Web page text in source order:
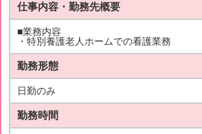
仕事内容・勤務先概要
■業務内容
・特別養護老人ホームでの看護業務
勤務形態
日勤のみ
勤務時間